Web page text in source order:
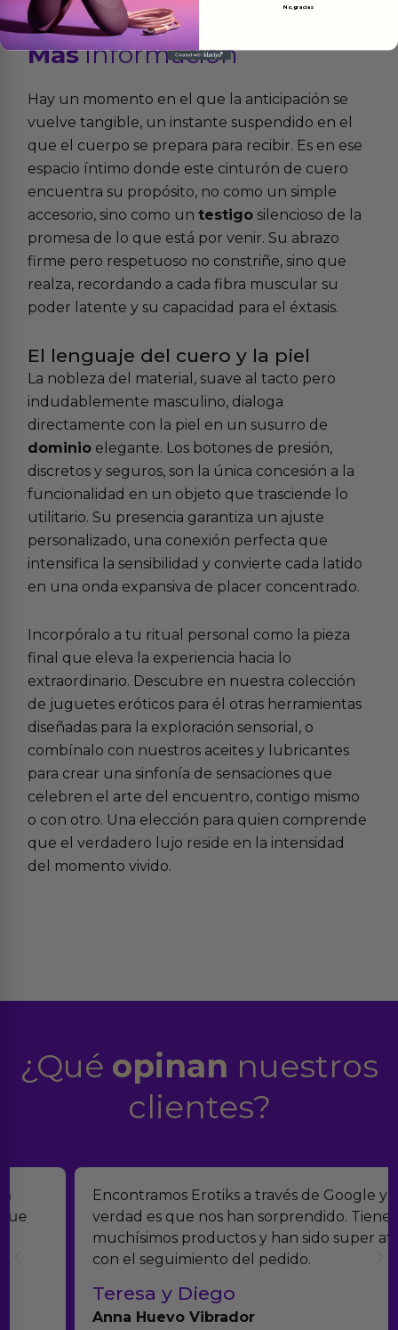
Másinformacion
Hay un momento en el que la anticipación se
vuelve tangible, un instante suspendido en el
que el cuerpo se prepara para recibir. Es en ese
espacio íntimo donde este cinturón de cuero
encuentra su propósito, no como un simple
accesorio, sino como untestigo silencioso de la
promesa de lo que está por venir. Su abrazo
firme pero respetuoso no constriñe, sino que
realza, recordando a cada fibra muscular su
poder latente y su capacidad para el éxtasis.
El lenguaje del cuero y la piel
La nobleza del material, suave al tacto pero
indudablemente masculino, dialoga
directamente con la piel en un susurro de
dominio elegante. Los botones de presión,
discretos y seguros, son la única concesión a la
funcionalidad en un objeto que trasciende lo
utilitario. Su presencia garantiza un ajuste
personalizado, una conexión perfecta que
intensifica la sensibilidad y convierte cada latido
en una onda expansiva de placer concentrado.
Incorpóralo a tu ritual personal como la pieza
final que eleva la experiencia hacia lo
extraordinario. Descubre en nuestra colección
de juguetes eróticos para él otras herramientas
diseñadas para la exploración sensorial, o
combínalo con nuestros aceites y lubricantes
para crear una sinfonía de sensaciones que
celebren el arte del encuentro, contigo mismo
o con otro. Una elección para quien comprende
que el verdadero lujo reside en la intensidad
del momento vivido.
¿Qué opinan nuestros
clientes?
Encontramos Erotiks a través de Google y la
verdad es que nos han sorprendido. Tienen
muchísimos productos y han sido super atentos
con el seguimiento del pedido.
Teresa y Diego
Anna Huevo Vibrador
No, gracias